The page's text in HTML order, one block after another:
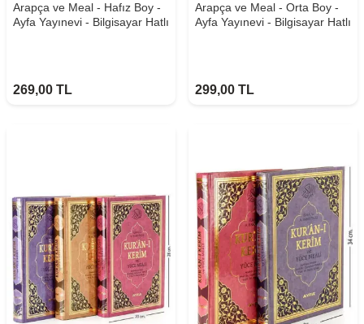
Arapça ve Meal - Hafız Boy -
Ayfa Yayınevi - Bilgisayar Hatlı
269,00 TL
Arapça ve Meal - Orta Boy -
Ayfa Yayınevi - Bilgisayar Hatlı
299,00 TL